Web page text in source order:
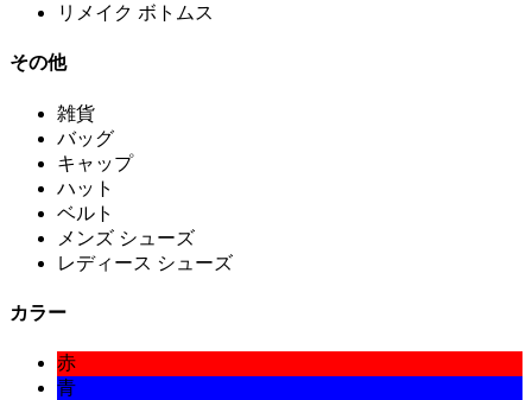
リメイク ボトムス
その他
雑貨
バッグ
キャップ
ハット
ベルト
メンズ シューズ
レディース シューズ
カラー
赤
青